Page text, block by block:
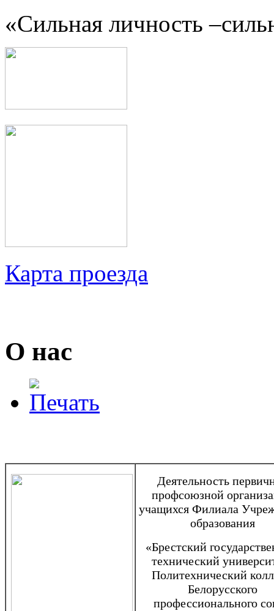
«Сильная личность
Карта проезда
О нас
Деятельность
профсоюзной
учащихся Филиала
образования
«Брестский
технический
Политехнический
Белорусского
профессионального